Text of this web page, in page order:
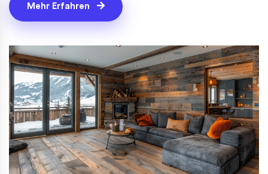
Mehr Erfahren